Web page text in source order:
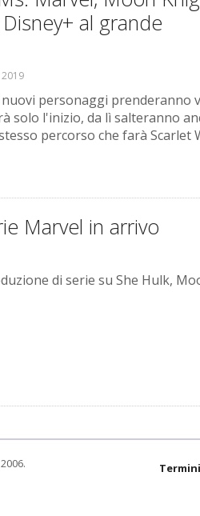
al grande
2019
personaggi prenderanno
solo l'inizio, da lì salteranno
percorso che farà Scarlet
Marvel in arrivo
di serie su She Hulk,